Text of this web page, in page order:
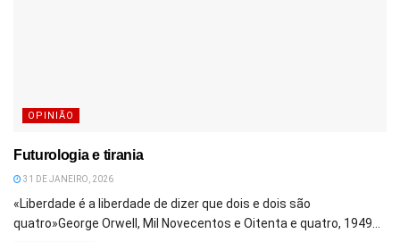
OPINIÃO
Futurologia e tirania
31 DE JANEIRO, 2026
«Liberdade é a liberdade de dizer que dois e dois são
quatro»George Orwell, Mil Novecentos e Oitenta e quatro, 1949...